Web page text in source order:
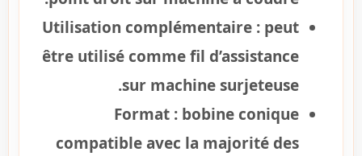
Utilisation complémentaire : peut
être utilisé comme fil d’assistance
sur machine surjeteuse.
Format : bobine conique
compatible avec la majorité des